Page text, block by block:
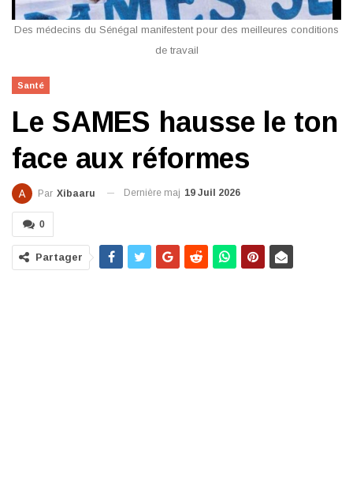
Des médecins du Sénégal manifestent pour des meilleures conditions
de travail
Santé
Le SAMES hausse le ton
face aux réformes
Par Xibaaru Dernière maj 19 Juil 2026
0
Partager